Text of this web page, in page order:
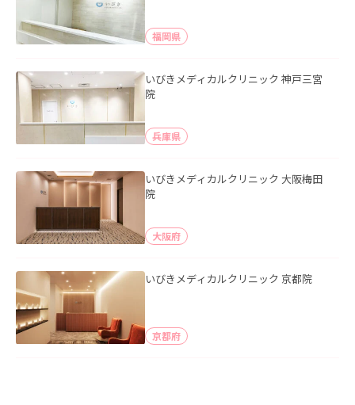
福岡県
いびきメディカルクリニック 神戸三宮
院
兵庫県
いびきメディカルクリニック 大阪梅田
院
大阪府
いびきメディカルクリニック 京都院
京都府